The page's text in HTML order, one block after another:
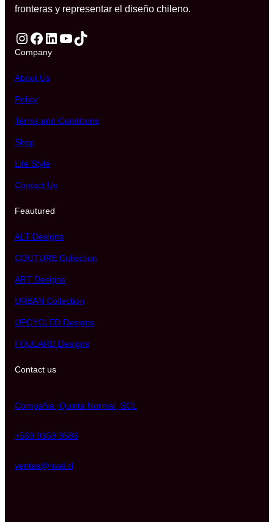
fronteras y representar el diseño chileno.
Instagram Facebook LinkedIn YouTube TikTok
Company
About Us
Policy
Terms and Conditions
Shop
Life Style
Contact Us
Feautured
ALT Designs
COUTURE Collection
ART Designs
URBAN Collection
UPCYCLED Designs
FOULARD Designs
Contact us
Compañia, Quinta Normal, SCL
+569 9359 9586
ventas@rival.cl